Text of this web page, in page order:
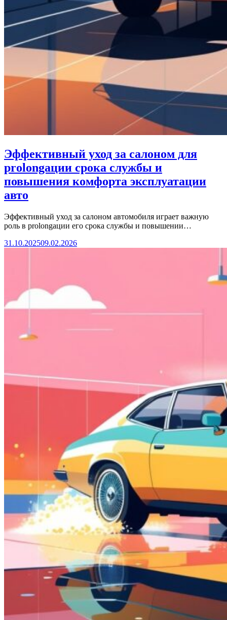
Эффективный уход за салоном для
prolongации срока службы и
повышения комфорта эксплуатации
авто
Эффективный уход за салоном автомобиля играет важную
роль в prolongации его срока службы и повышении…
31.10.202509.02.2026